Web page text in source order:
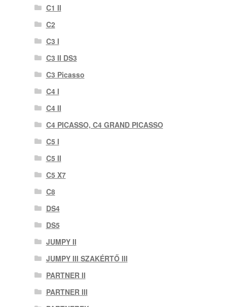
C1 II
C2
C3 I
C3 II DS3
C3 Picasso
C4 I
C4 II
C4 PICASSO, C4 GRAND PICASSO
C5 I
C5 II
C5 X7
C8
DS4
DS5
JUMPY II
JUMPY III SZAKÉRTŐ III
PARTNER II
PARTNER III